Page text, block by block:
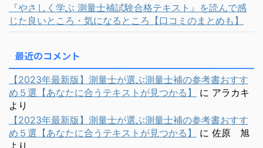
『やさしく学ぶ 測量士補試験合格テキスト』を読んで感
じた良いところ・気になるところ【口コミのまとめも】
最近のコメント
【2023年最新版】測量士が選ぶ測量士補の参考書おすす
め５選【あなたに合うテキストが見つかる】
に アラカキ
より
【2023年最新版】測量士が選ぶ測量士補の参考書おすす
め５選【あなたに合うテキストが見つかる】
に 佐原 旭
より